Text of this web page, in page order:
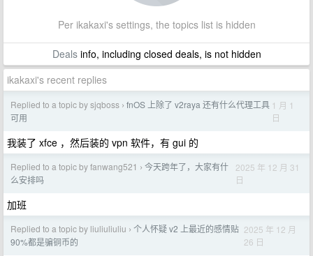
Per ikakaxi's settings, the topics list is hidden
Dealsinfo, including closed deals, is not hidden
ikakaxi's recent replies
Replied to a topic by sjqboss › fnOS 上除了 v2raya 还有什么代理工具
可用
1 月 1
日
我装了 xfce ，然后装的 vpn 软件，有 gui 的
Replied to a topic by fanwang521 › 今天跨年了，大家有什
么安排吗
2025 年 12 月 31
日
加班
Replied to a topic by liuliuliuliu › 个人怀疑 v2 上最近的感情贴
90%都是骗铜币的
2025 年 12 月
26 日